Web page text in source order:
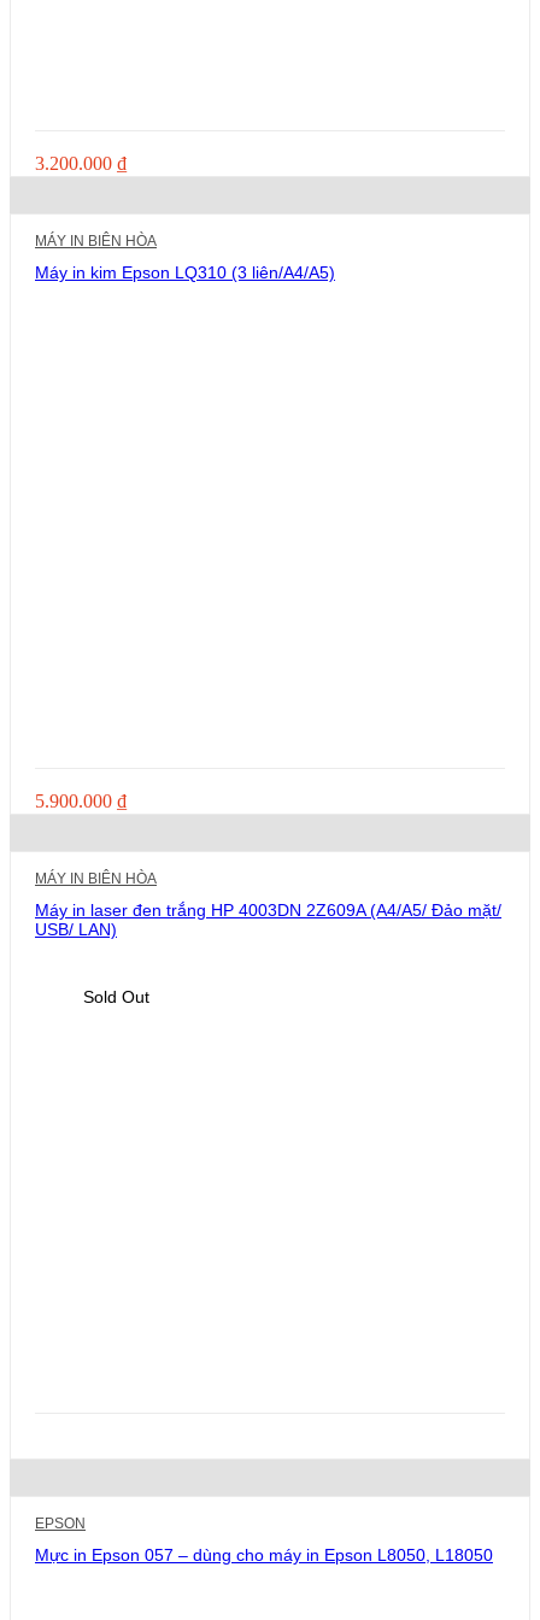
3.200.000 ₫
MÁY IN BIÊN HÒA
Máy in kim Epson LQ310 (3 liên/A4/A5)
5.900.000 ₫
MÁY IN BIÊN HÒA
Máy in laser đen trắng HP 4003DN 2Z609A (A4/A5/ Đảo mặt/
USB/ LAN)
Sold Out
EPSON
Mực in Epson 057 – dùng cho máy in Epson L8050, L18050